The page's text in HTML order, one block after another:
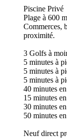
Piscine Privé
Plage à 600
Commerces,
proximité.
3 Golfs à
5 minutes à
5 minutes à
5 minutes à
40 minutes
15 minutes
30 minutes
50 minutes
Neuf direct